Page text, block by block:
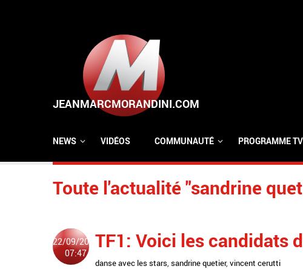
NEWS VIDÉOS COMMUNAUTÉ PROGRAMME TV
Toute l'actualité "sandrine
22/09/2011
07:47
TF1: Voici les candidats
danse avec les stars, sandrine quetier, vincent cerutti